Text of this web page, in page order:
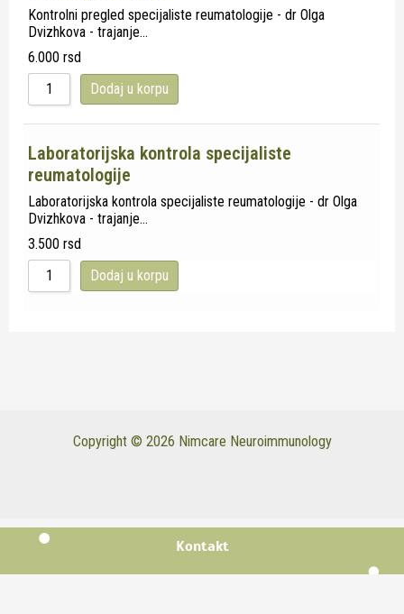
Kontrolni pregled specijaliste reumatologije - dr Olga
Dvizhkova - trajanje…
6.000 rsd
Dodaj u korpu
Laboratorijska kontrola specijaliste
reumatologije
Laboratorijska kontrola specijaliste reumatologije - dr Olga
Dvizhkova - trajanje…
3.500 rsd
Dodaj u korpu
Copyright © 2026 Nimcare Neuroimmunology
Kontakt